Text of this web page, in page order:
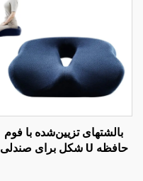
بالشتهای تزیین‌شده با فوم
حافظه U شکل برای صندلی